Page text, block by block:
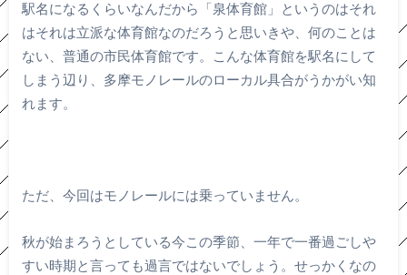
駅名になるくらいなんだから「泉体育館」というのはそれ
はそれは立派な体育館なのだろうと思いきや、何のことは
ない、普通の市民体育館です。こんな体育館を駅名にして
しまう辺り、多摩モノレールのローカル具合がうかがい知
れます。
ただ、今回はモノレールには乗っていません。
秋が始まろうとしている今この季節、一年で一番過ごしや
すい時期と言っても過言ではないでしょう。せっかくなの